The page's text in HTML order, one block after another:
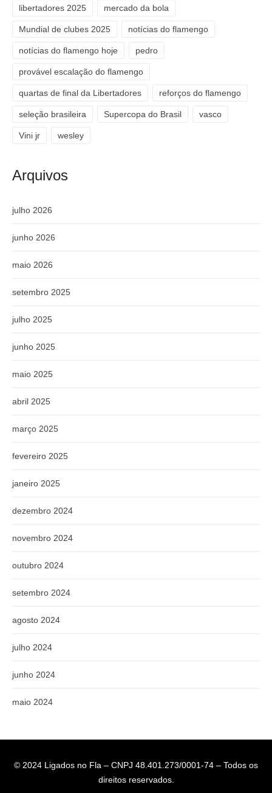
libertadores 2025 mercado da bola
Mundial de clubes 2025 notícias do flamengo
notícias do flamengo hoje pedro
provável escalação do flamengo
quartas de final da Libertadores reforços do flamengo
seleção brasileira Supercopa do Brasil vasco
Vini jr wesley
Arquivos
julho 2026
junho 2026
maio 2026
setembro 2025
julho 2025
junho 2025
maio 2025
abril 2025
março 2025
fevereiro 2025
janeiro 2025
dezembro 2024
novembro 2024
outubro 2024
setembro 2024
agosto 2024
julho 2024
junho 2024
maio 2024
© 2024 Ligados no Fla – CNPJ 48.401.273/0001-74 – Todos os
direitos reservados.